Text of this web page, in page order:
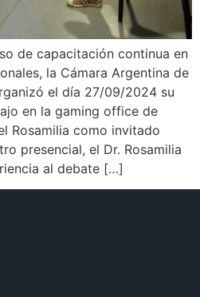
de capacitación continua en
la Cámara Argentina de
el día 27/09/2024 su
en la gaming office de
Rosamilia como invitado
presencial, el Dr. Rosamilia
al debate […]